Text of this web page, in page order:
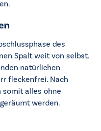
des
Spalt weit von selbst.
natürlichen
fleckenfrei. Nach
somit alles ohne
werden.